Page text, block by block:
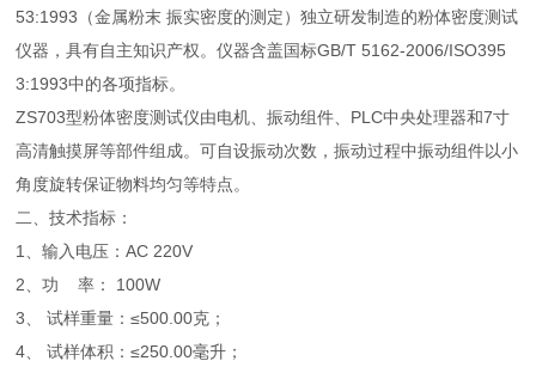
53:1993（金属粉末 振实密度的测定）独立研发制造的粉体密度测试
仪器，具有自主知识产权。仪器含盖国标GB/T 5162-2006/ISO395
3:1993中的各项指标。
ZS703型粉体密度测试仪由电机、振动组件、PLC中央处理器和7寸
高清触摸屏等部件组成。可自设振动次数，振动过程中振动组件以小
角度旋转保证物料均匀等特点。
二、技术指标：
1、输入电压：AC 220V
2、功 率： 100W
3、 试样重量：≤500.00克；
4、 试样体积：≤250.00毫升；